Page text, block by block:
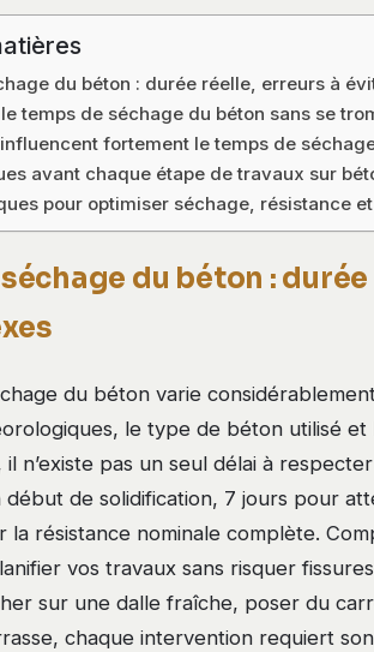
du béton : durée réelle, erreurs à
temps de séchage du béton sans se
fortement le temps de
avant chaque étape de travaux sur
pour optimiser séchage, résistance
du béton :
du béton varie
le type de béton utilisé et
n’existe pas un seul délai à
de solidification, 7 jours pour
la résistance nominale complète.
vos travaux sans risquer
sur une dalle fraîche, poser du
chaque intervention requiert